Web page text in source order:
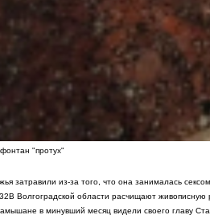
"протух"
затравили из-за того, что она занималась
В Волгоградской области расчищают
в минувший месяц видели своего главу